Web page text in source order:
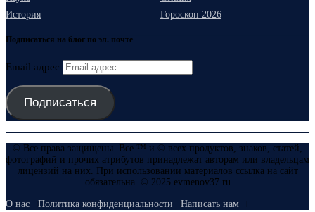
История
Гороскоп 2026
Подписаться на блог по эл. почте
Email адрес
Подписаться
© Все права защищены. Все ™ и © всех продуктов, знаков, статей,
фотографий и прочих атрибутов принадлежат авторам или владельцам
лицензий на них. При использовании материалов ссылка на сайт
обязательна. © 2025 evmenov37.ru
О нас Политика конфиденциальности Написать нам